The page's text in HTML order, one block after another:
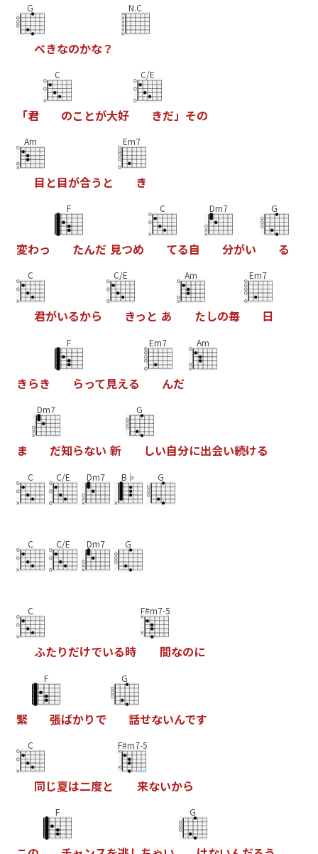
G
べきなのかな？
N.C
「君
C
のこ とが大好
C/E
きだ」 その
Am
目 と目が合う と
Em7
き
変わっ
F
たんだ 見つめ
C
てる自
Dm7
分がい
G
る
C
君がいるから
C/E
きっ と あ
Am
たしの毎
Em7
日
きらき
F
らって見える
Em7
んだ
Am
ま
Dm7
だ知らない 新
G
しい自分に出会い続ける
C C/E Dm7 B♭ G
C C/E Dm7 G
C
ふたりだけでいる時
F#m7-5
間なのに
緊
F
張ばかりで
G
話せないんです
C
同じ夏は二度と
F#m7-5
来ないから
F G